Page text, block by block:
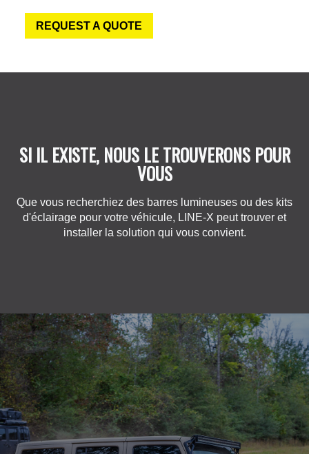
REQUEST A QUOTE
SI IL EXISTE, NOUS LE TROUVERONS POUR
VOUS
Que vous recherchiez des barres lumineuses ou des kits
d'éclairage pour votre véhicule, LINE-X peut trouver et
installer la solution qui vous convient.